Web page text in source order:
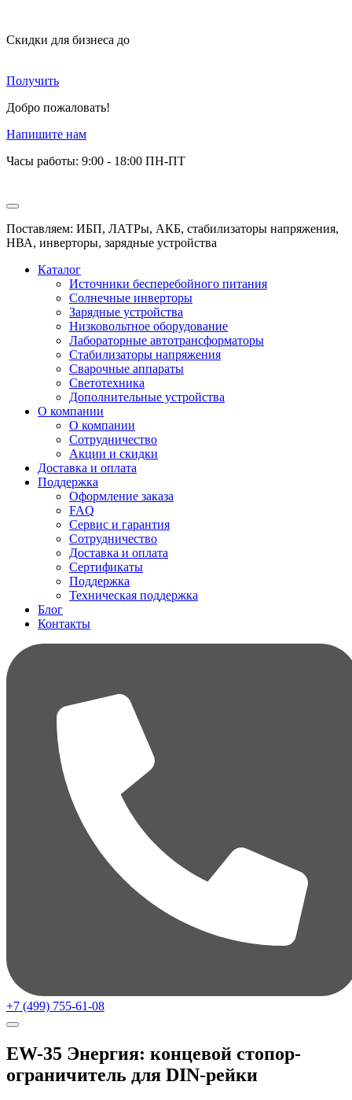
Скидки для бизнеса до
Получить
Добро пожаловать!
Напишите нам
Часы работы: 9:00 - 18:00 ПН-ПТ
Поставляем: ИБП, ЛАТРы, АКБ, стабилизаторы напряжения,
НВА, инверторы, зарядные устройства
Каталог
Источники бесперебойного питания
Солнечные инверторы
Зарядные устройства
Низковольтное оборудование
Лабораторные автотрансформаторы
Стабилизаторы напряжения
Сварочные аппараты
Светотехника
Дополнительные устройства
О компании
О компании
Сотрудничество
Акции и скидки
Доставка и оплата
Поддержка
Оформление заказа
FAQ
Сервис и гарантия
Сотрудничество
Доставка и оплата
Сертификаты
Поддержка
Техническая поддержка
Блог
Контакты
+7 (499) 755-61-08
EW-35 Энергия: концевой стопор-
ограничитель для DIN-рейки